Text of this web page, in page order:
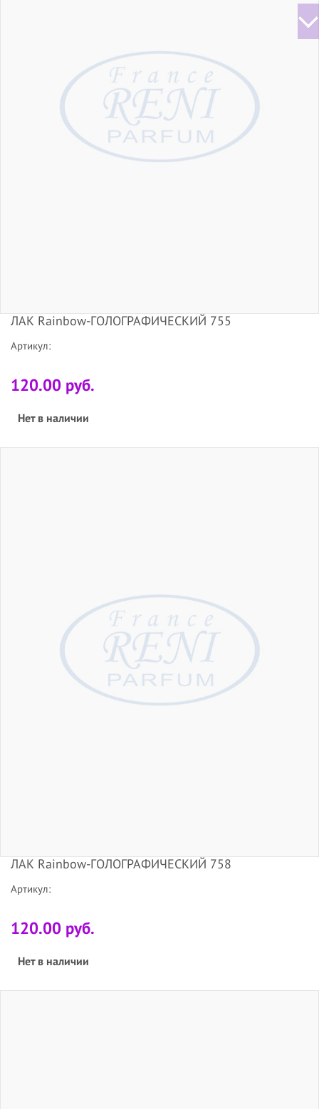
ЛАК Rainbow-ГОЛОГРАФИЧЕСКИЙ 755
Артикул:
120.00 руб.
Нет в наличии
ЛАК Rainbow-ГОЛОГРАФИЧЕСКИЙ 758
Артикул:
120.00 руб.
Нет в наличии